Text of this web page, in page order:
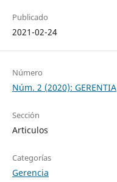
Publicado
2021-02-24
Número
Núm. 2 (2020): GERENTIA
Sección
Articulos
Categorías
Gerencia